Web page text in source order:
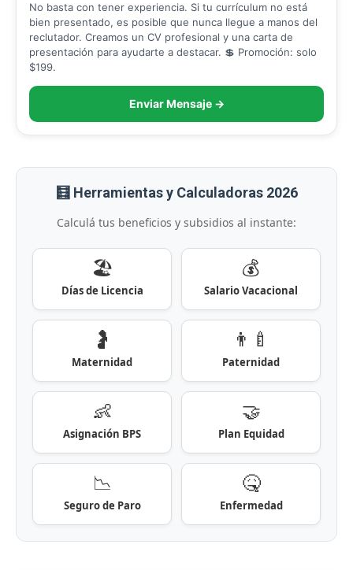
No basta con tener experiencia. Si tu currículum no está
bien presentado, es posible que nunca llegue a manos del
reclutador. Creamos un CV profesional y una carta de
presentación para ayudarte a destacar. 💲 Promoción: solo
$199.
Enviar Mensaje →
🧮 Herramientas y Calculadoras 2026
Calculá tus beneficios y subsidios al instante:
🏖️
Días de Licencia
💰
Salario Vacacional
🤰
Maternidad
👨‍🍼
Paternidad
👶
Asignación BPS
🤝
Plan Equidad
📉
Seguro de Paro
🤒
Enfermedad